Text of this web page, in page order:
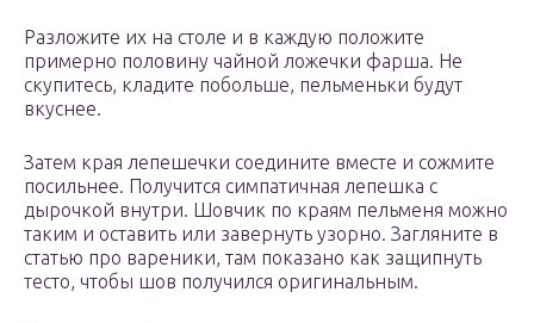
Разложите их на столе и в каждую положите
примерно половину чайной ложечки фарша. Не
скупитесь, кладите побольше, пельменьки будут
вкуснее.
Затем края лепешечки соедините вместе и сожмите
посильнее. Получится симпатичная лепешка с
дырочкой внутри. Шовчик по краям пельменя можно
таким и оставить или завернуть узорно. Загляните в
статью про вареники, там показано как защипнуть
тесто, чтобы шов получился оригинальным.